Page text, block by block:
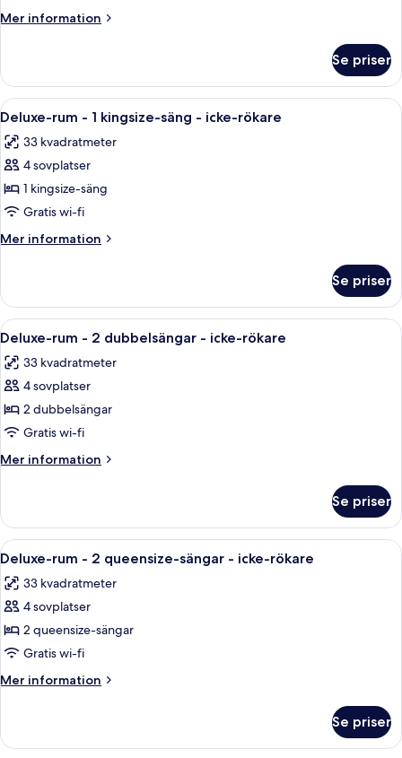
Smoking
Mer information
Mer
King
Suite,
Non-
Se priser
Öppna
alla
foton
för
Deluxe-
rum
-
1
säng
icke-
rökare
Ett modernt hotellrum med en stor
10
Deluxe-rum - 1 kingsize-säng - icke-rökare
33 kvadratmeter
4 sovplatser
1 kingsize-säng
Gratis wi-fi
Mer information
Mer
rum
1
säng
rökare
Se priser
Öppna
alla
foton
för
Deluxe-
rum
-
2
-
icke-
rökare
Ett hotellrum med två sängar, ett
6
Deluxe-rum - 2 dubbelsängar - icke-rökare
33 kvadratmeter
4 sovplatser
2 dubbelsängar
Gratis wi-fi
Mer information
Mer
rum
2
icke-
Se priser
Öppna
alla
foton
för
Deluxe-
rum
-
2
sängar
Ett hotellrum med två sängar, ett
7
Deluxe-rum - 2 queensize-sängar - icke-rökare
33 kvadratmeter
4 sovplatser
2 queensize-sängar
Gratis wi-fi
Mer information
Mer
rum
Se priser